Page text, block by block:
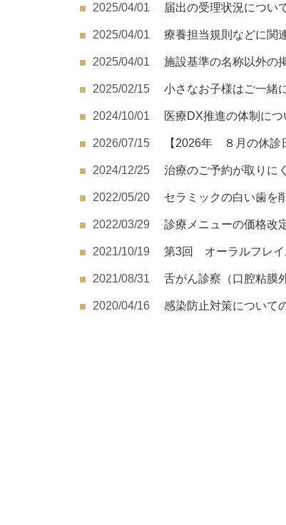
2025/04/01 届出の受理状況につい
2025/04/01 療養担当規則などに関
2025/04/01 施設基準の名称以外の
2025/02/15 小さなお子様はご一緒
2024/10/01 医療DX推進の体制につ
2026/07/15 【2026年 ８月の休診
2024/12/25 治療のご予約が取りに
2022/05/20 セラミックの白い歯を
2022/03/29 診療メニューの価格改
2021/10/19 第3回 オーラルフレ
2021/08/31 舌がん診察（口腔粘膜
2020/04/16 感染防止対策について